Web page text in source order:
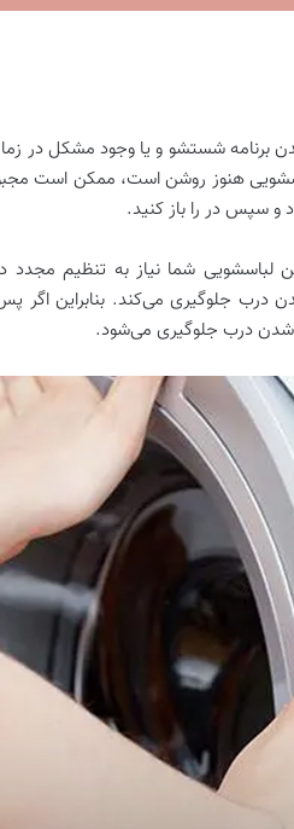
برنامه شستشو و یا وجود مشکل در
هنوز روشن است، ممکن است
و سپس در را باز کنید.
شما نیاز به تنظیم مجدد
درب جلوگیری می‌کند. بنابراین اگر
شدن درب جلوگیری می‌شود.